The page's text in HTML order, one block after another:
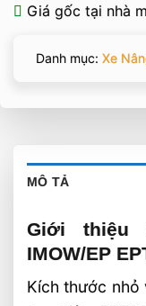
Giá gốc tại nhà
Danh mục: Xe
MÔ TẢ
Giới thiệu
IMOW/EP
Kích thước nhỏ